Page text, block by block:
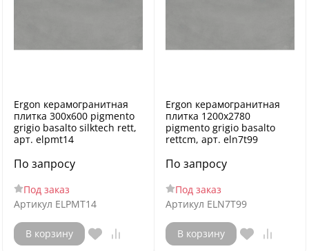
Ergon керамогранитная
плитка 300x600 pigmento
grigio basalto silktech rett,
арт. elpmt14
По запросу
Под заказ
Артикул ELPMT14
В корзину
Ergon керамогранитная
плитка 1200x2780
pigmento grigio basalto
rettcm, арт. eln7t99
По запросу
Под заказ
Артикул ELN7T99
В корзину